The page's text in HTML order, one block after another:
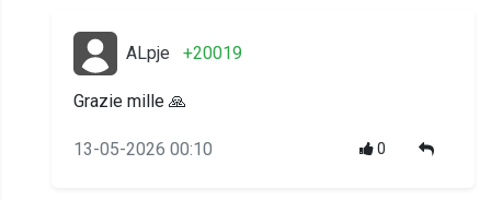
ALpje +20019
Grazie mille 🙏
13-05-2026 00:10 0